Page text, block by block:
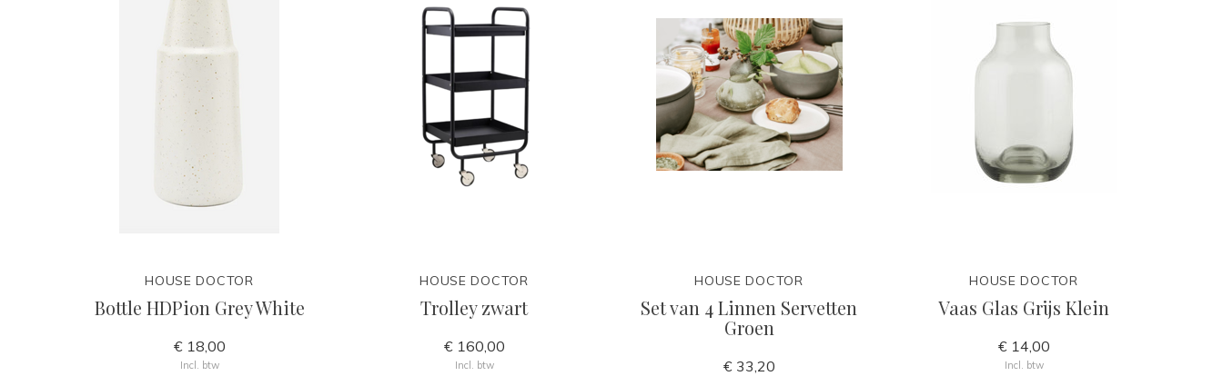
HOUSE DOCTOR
Bottle HDPion Grey White
€ 18,00
Incl. btw
HOUSE DOCTOR
Trolley zwart
€ 160,00
Incl. btw
HOUSE DOCTOR
Set van 4 Linnen Servetten
Groen
€ 33,20
HOUSE DOCTOR
Vaas Glas Grijs Klein
€ 14,00
Incl. btw